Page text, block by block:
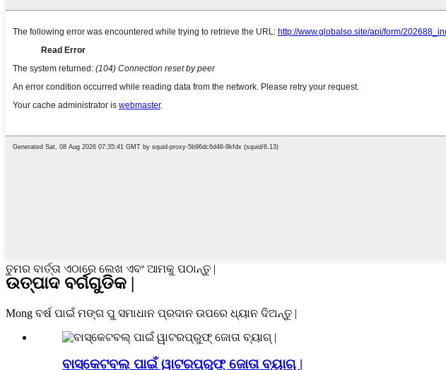
ତୁମର ବାର୍ତ୍ତା ଏଠାରେ ଲେଖ ଏବଂ ଆମକୁ ପଠାନ୍ତୁ |
ଉତ୍ପାଦ ବର୍ଗଗୁଡିକ |
Mong ବର୍ଷ ପାଇଁ ମଙ୍ଗ ପୁ ସମାଧାନ ପ୍ରଦାନ ଉପରେ ଧ୍ୟାନ ଦିଅନ୍ତୁ |
ବାସ୍କେଟବଲ୍ ପାଇଁ ୱାଟରପ୍ରୁଫ୍ ଜୋତା ବ୍ୟାଗ୍ |